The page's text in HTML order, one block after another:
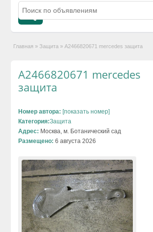
Главная » Защита » A2466820671 mercedes защита
A2466820671 mercedes
защита
Номер автора: [показать номер]
Категория:Защита
Адрес: Москва, м. Ботанический сад
Размещено: 6 августа 2026